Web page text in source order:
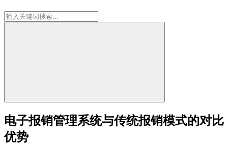
电子报销管理系统与传统报销模式的对比
优势